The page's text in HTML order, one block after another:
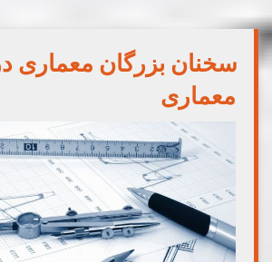
سخنان بزرگان معماری
معماری